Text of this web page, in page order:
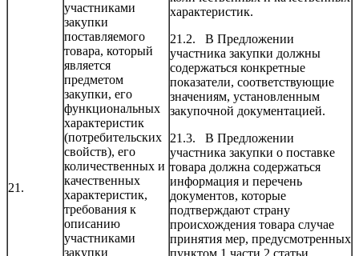
21.
участниками
закупки
поставляемого
товара, который
является
предметом
закупки, его
функциональных
характеристик
(потребительских
свойств), его
количественных и
качественных
характеристик,
требования к
описанию
участниками
закупки
характеристик.
21.2. В Предложении
участника закупки должны
содержаться конкретные
показатели, соответствующие
значениям, установленным
закупочной документацией.
21.3. В Предложении
участника закупки о поставке
товара должна содержаться
информация и перечень
документов, которые
подтверждают страну
происхождения товара случае
принятия мер, предусмотренных
пунктом 1 части 2 статьи